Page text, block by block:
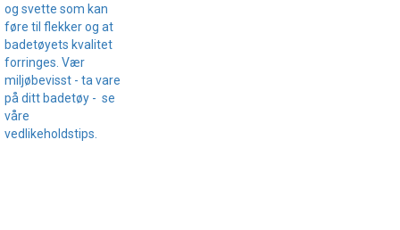
og svette som kan
føre til flekker og at
badetøyets kvalitet
forringes. Vær
miljøbevisst - ta vare
på ditt badetøy - se
våre
vedlikeholdstips.